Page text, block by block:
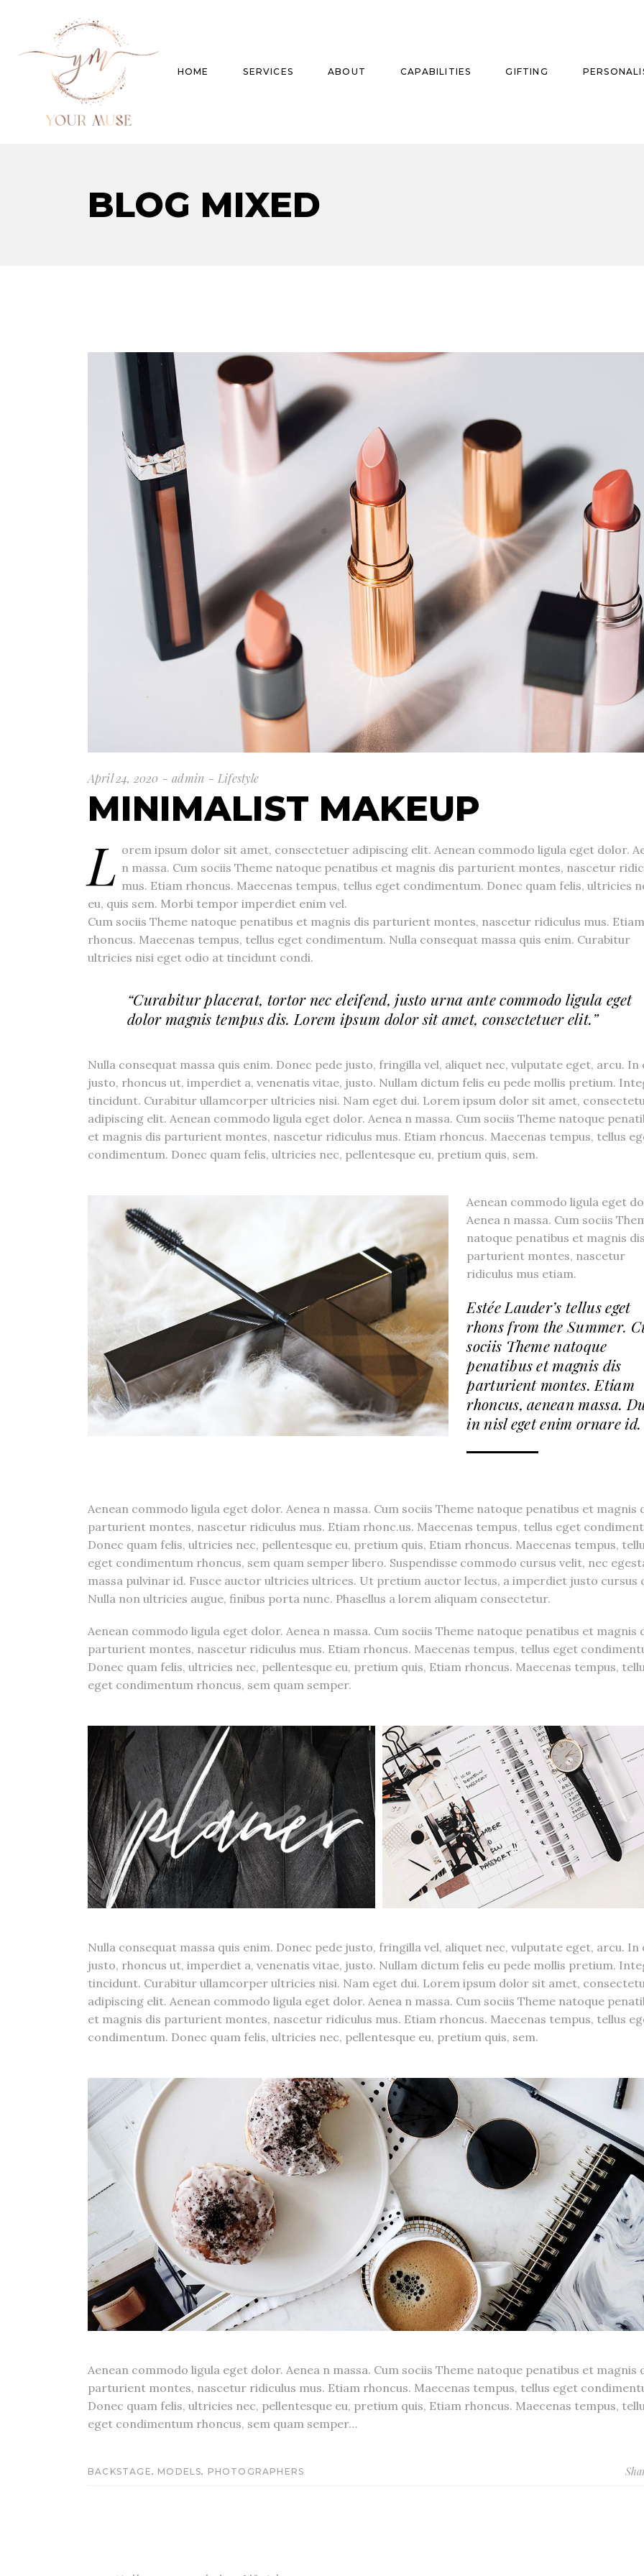
HOME SERVICES
Areas of expertise
ABOUT CAPABILITIES GIFTING
BLOG MIXED
April 24, 2020 admin Lifestyle
MINIMALIST MAKEUP
L orem ipsum dolor sit amet, consectetuer adipiscing elit. Aenean commodo ligula eget dolor.
n massa. Cum sociis Theme natoque penatibus et magnis dis parturient montes, nascetur
mus. Etiam rhoncus. Maecenas tempus, tellus eget condimentum. Donec quam felis, ultricies
eu, quis sem. Morbi tempor imperdiet enim vel.
Cum sociis Theme natoque penatibus et magnis dis parturient montes, nascetur ridiculus mus. Etiam
rhoncus. Maecenas tempus, tellus eget condimentum. Nulla consequat massa quis enim. Curabitur
ultricies nisi eget odio at tincidunt condi.
“Curabitur placerat, tortor nec eleifend, justo urna ante commodo ligula eget
dolor magnis tempus dis. Lorem ipsum dolor sit amet, consectetuer elit.”
Nulla consequat massa quis enim. Donec pede justo, fringilla vel, aliquet nec, vulputate eget, arcu. In
justo, rhoncus ut, imperdiet a, venenatis vitae, justo. Nullam dictum felis eu pede mollis pretium.
tincidunt. Curabitur ullamcorper ultricies nisi. Nam eget dui. Lorem ipsum dolor sit amet,
adipiscing elit. Aenean commodo ligula eget dolor. Aenea n massa. Cum sociis Theme natoque
et magnis dis parturient montes, nascetur ridiculus mus. Etiam rhoncus. Maecenas tempus, tellus
condimentum. Donec quam felis, ultricies nec, pellentesque eu, pretium quis, sem.
Aenean commodo ligula eget
Aenea n massa. Cum sociis
natoque penatibus et magnis dis
parturient montes, nascetur
ridiculus mus etiam.
Estée Lauder’s tellus eget
rhons from the Summer.
sociis Theme natoque
penatibus et magnis dis
parturient montes. Etiam
rhoncus, aenean massa.
in nisl eget enim ornare id.
Aenean commodo ligula eget dolor. Aenea n massa. Cum sociis Theme natoque penatibus et magnis
parturient montes, nascetur ridiculus mus. Etiam rhonc.us. Maecenas tempus, tellus eget
Donec quam felis, ultricies nec, pellentesque eu, pretium quis, Etiam rhoncus. Maecenas tempus,
eget condimentum rhoncus, sem quam semper libero. Suspendisse commodo cursus velit, nec
massa pulvinar id. Fusce auctor ultricies ultrices. Ut pretium auctor lectus, a imperdiet justo cursus
Nulla non ultricies augue, finibus porta nunc. Phasellus a lorem aliquam consectetur.
Aenean commodo ligula eget dolor. Aenea n massa. Cum sociis Theme natoque penatibus et magnis
parturient montes, nascetur ridiculus mus. Etiam rhoncus. Maecenas tempus, tellus eget
Donec quam felis, ultricies nec, pellentesque eu, pretium quis, Etiam rhoncus. Maecenas tempus,
eget condimentum rhoncus, sem quam semper.
Nulla consequat massa quis enim. Donec pede justo, fringilla vel, aliquet nec, vulputate eget, arcu. In
justo, rhoncus ut, imperdiet a, venenatis vitae, justo. Nullam dictum felis eu pede mollis pretium.
tincidunt. Curabitur ullamcorper ultricies nisi. Nam eget dui. Lorem ipsum dolor sit amet,
adipiscing elit. Aenean commodo ligula eget dolor. Aenea n massa. Cum sociis Theme natoque
et magnis dis parturient montes, nascetur ridiculus mus. Etiam rhoncus. Maecenas tempus, tellus
condimentum. Donec quam felis, ultricies nec, pellentesque eu, pretium quis, sem.
Aenean commodo ligula eget dolor. Aenea n massa. Cum sociis Theme natoque penatibus et magnis
parturient montes, nascetur ridiculus mus. Etiam rhoncus. Maecenas tempus, tellus eget
Donec quam felis, ultricies nec, pellentesque eu, pretium quis, Etiam rhoncus. Maecenas tempus,
eget condimentum rhoncus, sem quam semper…
BACKSTAGE, MODELS, PHOTOGRAPHERS